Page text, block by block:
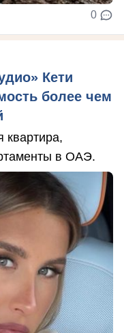
0
Кети
более чем
квартира,
в ОАЭ.